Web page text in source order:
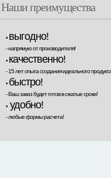
Наши преимущества
• выгодно!
- напрямую от производителя!
• качественно!
- 15 лет опыта создания идеального
• быстро!
- Ваш заказ будет готов в сжатые сроки!
• удобно!
- любые формы расчета!